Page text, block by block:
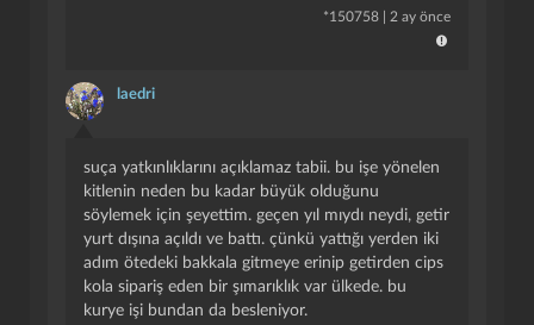
var. sonuçta bu adamların cv'sinde "15000 saat kuryelik"
gibi bi' şey yazmadığı için yetrerlilikleri de, işi yaparken sıçıp
atılmaları falan da önemsizleşiyor, görmezden geliniyor. asıl
sorumsuzluk sadece kuryenin değil, bu vasıfsızları işe alan
- emek-maddi kazanç oranlarının hayvani boyutta olması:
paket başı fiyatlarını bir oda, stk ya da yetkili bir resmi
kurum belirlemiyor bunların; doğrudan kafalarına göre,
piyasaya göre kendileri belirliyorlar. eski saat başı ücret alma
kıstasları sanırım doğrudan paket başına düşürüldü ya da
saat başı çalışanlar artık bunu gizli gizli yapıyor; çoğu
kuryeden saat başı maaş aldıklarını duymuyorum ben artık.
*150758 2 ay önce
laedri
suça yatkınlıklarını açıklamaz tabii. bu işe yönelen
kitlenin neden bu kadar büyük olduğunu
söylemek için şeyettim. geçen yıl mıydı neydi, getir
yurt dışına açıldı ve battı. çünkü yattığı yerden iki
adım ötedeki bakkala gitmeye erinip getirden cips
kola sipariş eden bir şımarıklık var ülkede. bu
kurye işi bundan da besleniyor.
kapat